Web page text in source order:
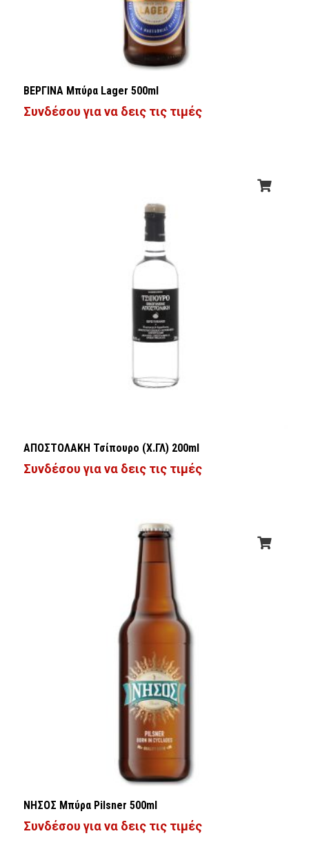
ΒΕΡΓΙΝΑ Μπύρα Lager 500ml
Συνδέσου για να δεις τις τιμές
ΑΠΟΣΤΟΛΑΚΗ Τσίπουρο (Χ.ΓΛ) 200ml
Συνδέσου για να δεις τις τιμές
ΝΗΣΟΣ Μπύρα Pilsner 500ml
Συνδέσου για να δεις τις τιμές